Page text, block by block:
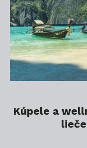
Kúpele a